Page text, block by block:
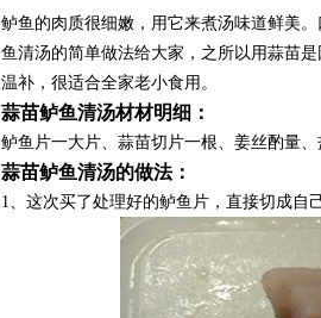
鲈鱼的肉质很细嫩，用它来煮汤味道鲜美
鱼清汤的简单做法给大家，之所以用蒜苗
温补，很适合全家老小食用。
蒜苗鲈鱼清汤材材明细：
鲈鱼片一大片、蒜苗切片一根、姜丝酌量
蒜苗鲈鱼清汤的做法：
1、这次买了处理好的鲈鱼片，直接切成自